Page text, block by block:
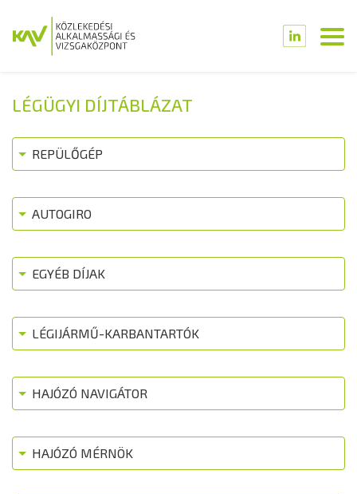
LÉGÜGYI DÍJTÁBLÁZAT
REPÜLŐGÉP
AUTOGIRO
EGYÉB DÍJAK
LÉGIJÁRMŰ-KARBANTARTÓK
HAJÓZÓ NAVIGÁTOR
HAJÓZÓ MÉRNÖK